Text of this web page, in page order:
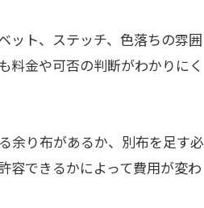
ット、ステッチ、色落ちの雰囲
料金や可否の判断がわかりにく
余り布があるか、別布を足す必
容できるかによって費用が変わ